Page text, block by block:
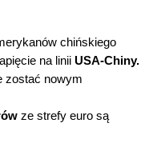
chińskiego
na linii USA-Chiny.
zostać nowym
ze strefy euro są